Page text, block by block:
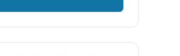
وارد